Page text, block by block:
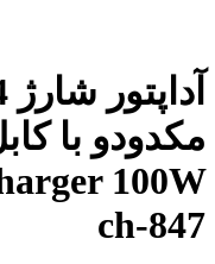
مکدودو با
100W
ch-847